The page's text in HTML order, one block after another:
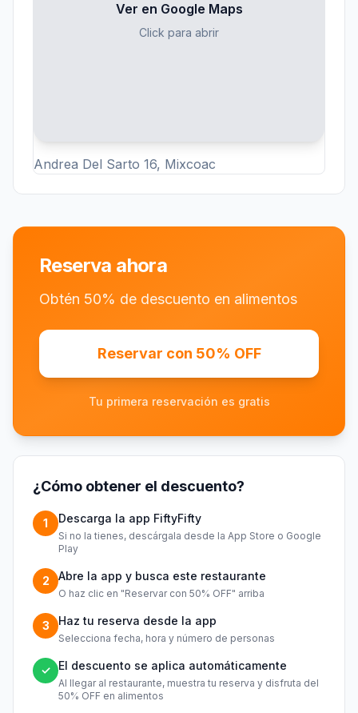
Ver en Google Maps
Click para abrir
Andrea Del Sarto 16, Mixcoac
Reserva ahora
Obtén 50% de descuento en alimentos
Reservar con 50% OFF
Tu primera reservación es gratis
¿Cómo obtener el descuento?
1 Descarga la app FiftyFifty
Si no la tienes, descárgala desde la App Store o Google
Play
2 Abre la app y busca este restaurante
O haz clic en "Reservar con 50% OFF" arriba
3 Haz tu reserva desde la app
Selecciona fecha, hora y número de personas
✓ El descuento se aplica automáticamente
Al llegar al restaurante, muestra tu reserva y disfruta del
50% OFF en alimentos